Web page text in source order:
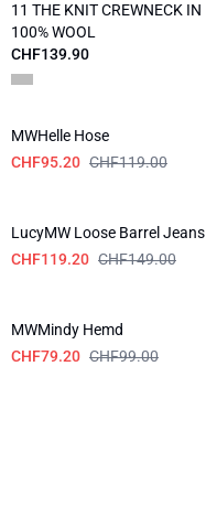
NEUHEITEN
11 THE KNIT CREWNECK IN
100% WOOL
CHF139.90
-20%
MWHelle Hose
CHF95.20 CHF119.00
LucyMW Loose Barrel Jeans
CHF119.20 CHF149.00
MWMindy Hemd
CHF79.20 CHF99.00